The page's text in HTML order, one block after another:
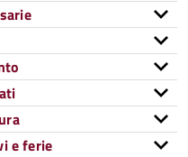
e ferie